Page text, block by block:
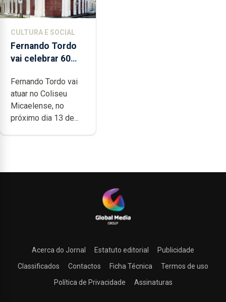
CULTURA E SOCIAL
Fernando Tordo
vai celebrar 60
no Coliseu
Micaelense
Fernando Tordo vai
atuar no Coliseu
Micaelense, no
próximo dia 13 de...
Acerca do Jornal Estatuto editorial
Publicidade
Classificados
Contactos Ficha Técnica
Termos de uso
Política de Privacidade
Assinaturas